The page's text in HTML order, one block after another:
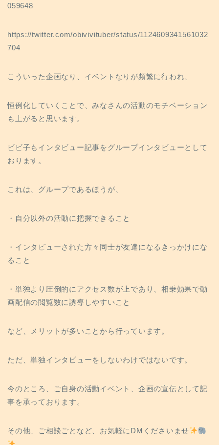
o
k
k
059648
https://twitter.com/obivivituber/status/1124609341561032
704
こういった企画なり、イベントなりが頻繁に行われ、
恒例化していくことで、みなさんの活動のモチベーション
も上がると思います。
ビビ子もインタビュー記事をグループインタビューとして
おります。
これは、グループであるほうが、
・自分以外の活動に把握できること
・インタビューされた方々同士が友達になるきっかけにな
ること
・単独より圧倒的にアクセス数が上であり、相乗効果で動
画配信の閲覧数に誘導しやすいこと
など、メリットが多いことから行っています。
ただ、単独インタビューをしないわけではないです。
今のところ、ご自身の活動イベント、企画の宣伝として記
事を承っております。
その他、ご相談ごとなど、お気軽にDMくださいませ